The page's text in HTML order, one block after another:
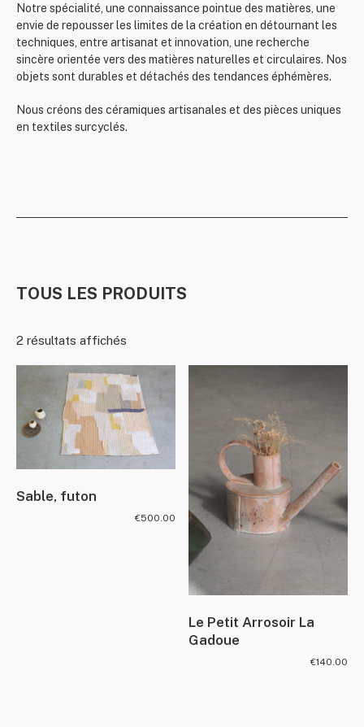
Notre spécialité, une connaissance pointue des matières, une
envie de repousser les limites de la création en détournant les
techniques, entre artisanat et innovation, une recherche
sincère orientée vers des matières naturelles et circulaires. Nos
objets sont durables et détachés des tendances éphémères.
Nous créons des céramiques artisanales et des pièces uniques
en textiles surcyclés.
TOUS LES PRODUITS
2 résultats affichés
Sable, futon
€500.00
Le Petit Arrosoir La
Gadoue
€140.00